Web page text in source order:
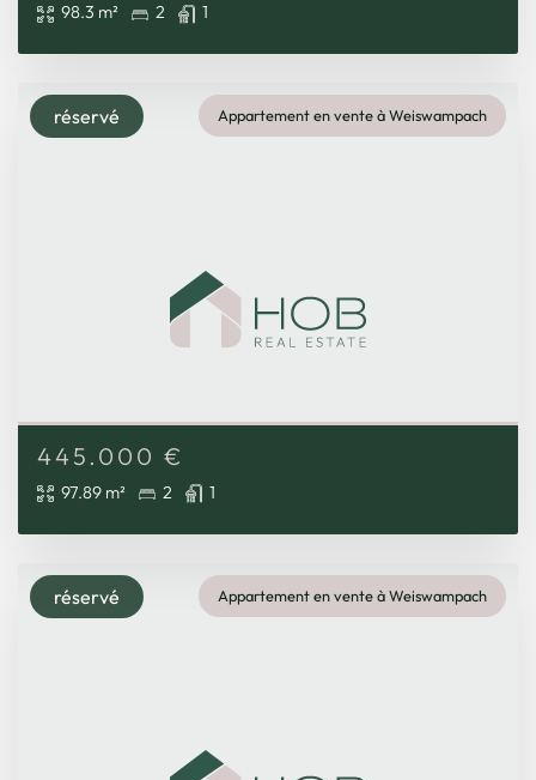
98.3 m² 2 1
réservé Appartement en vente à Weiswampach
445.000 €
97.89 m² 2 1
réservé Appartement en vente à Weiswampach